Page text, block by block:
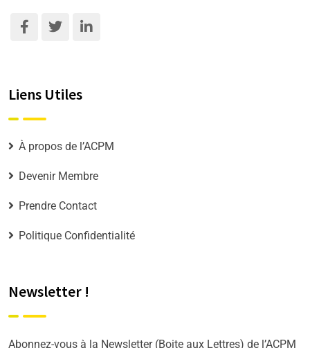
Liens Utiles
À propos de l’ACPM
Devenir Membre
Prendre Contact
Politique Confidentialité
Newsletter !
Abonnez-vous à la Newsletter (Boite aux Lettres) de l’ACPM